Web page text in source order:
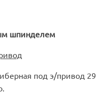
шпинделем
под э/привод